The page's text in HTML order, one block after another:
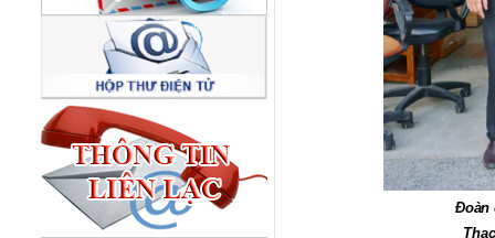
Đoàn